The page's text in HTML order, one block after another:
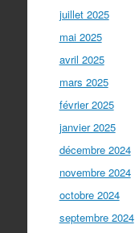
juillet 2025
mai 2025
avril 2025
mars 2025
février 2025
janvier 2025
décembre 2024
novembre 2024
octobre 2024
septembre 2024